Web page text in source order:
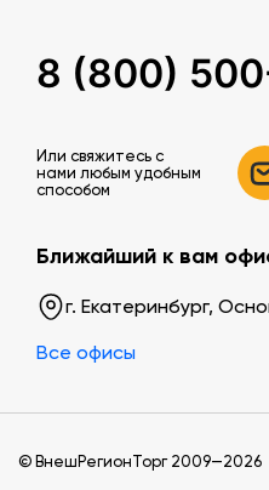
8 (800)
Или свяжитесь c
нами любым удобным
способом
Ближайший к вам
г. Екатеринбург,
Все офисы
© ВнешРегионТорг 2009—2026